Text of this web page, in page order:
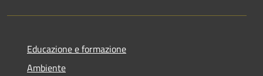
Educazione e formazione
Ambiente